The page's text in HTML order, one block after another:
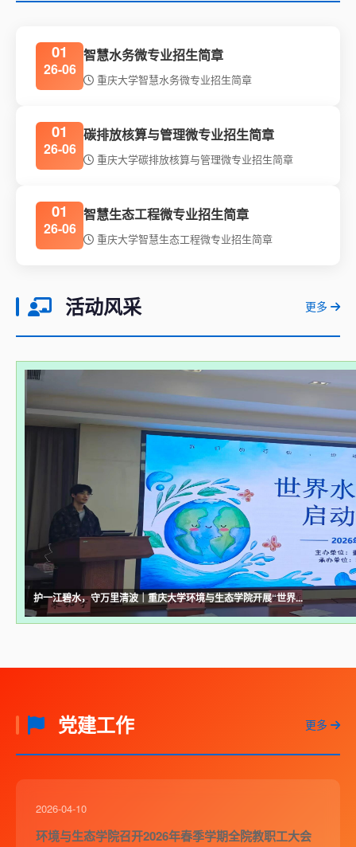
01
26-06
智慧水务微专业招生简章
重庆大学智慧水务微专业招生简章
01
26-06
碳排放核算与管理微专业招生简章
重庆大学碳排放核算与管理微专业招生简章
01
26-06
智慧生态工程微专业招生简章
重庆大学智慧生态工程微专业招生简章
活动风采 更多
护一江碧水，守万里清波｜重庆大学环境与生态学院开展“世界...
党建工作 更多
2026-04-10
环境与生态学院召开2026年春季学期全院教职工大会